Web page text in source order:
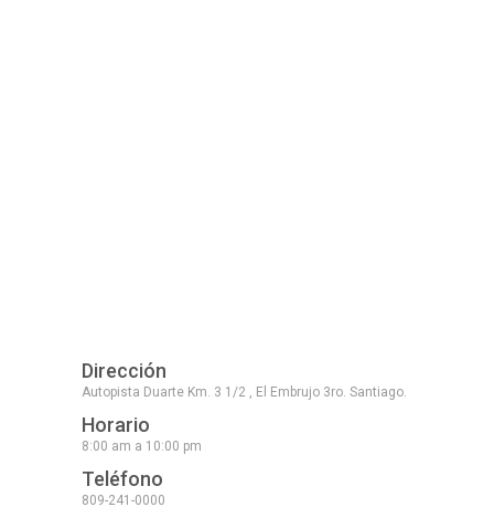
Dirección
Autopista Duarte Km. 3 1/2 , El Embrujo 3ro. Santiago.
Horario
8:00 am a 10:00 pm
Teléfono
809-241-0000